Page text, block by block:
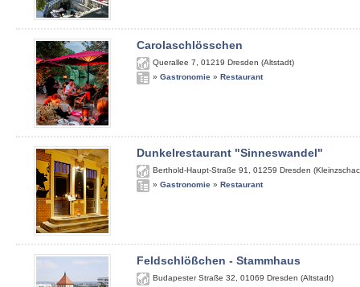
Carolaschlösschen
Querallee 7 01219 Dresden (Altstadt)
» Gastronomie » Restaurant
Dunkelrestaurant "Sinneswandel"
Berthold-Haupt-Straße 91 01259 Dresden
» Gastronomie » Restaurant
Feldschlößchen - Stammhaus
Budapester Straße 32 01069 Dresden (Altstadt)